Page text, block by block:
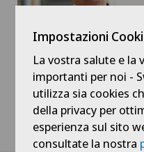
Medicina interna
Impostazioni
La vostra salute e la
importanti per noi -
utilizza sia cookies
della privacy per
esperienza sul sito
consultate la nostra